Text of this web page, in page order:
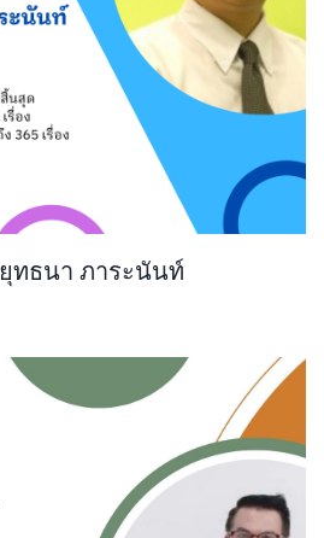
ทธนา ภาระนันท์